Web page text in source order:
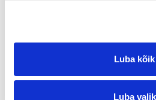
Luba kõik
Luba valik
Tarkempi ohjelma tästä
Tarkempi ohjelma tästä